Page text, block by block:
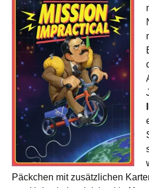
Päckchen mit zusätzlichen